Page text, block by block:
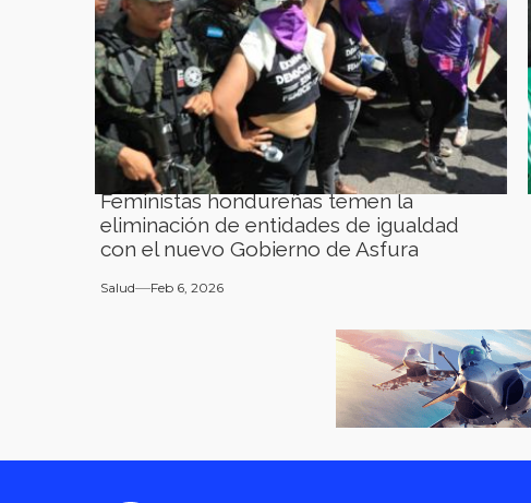
Feministas hondureñas temen la
eliminación de entidades de igualdad
con el nuevo Gobierno de Asfura
Salud Feb 6, 2026